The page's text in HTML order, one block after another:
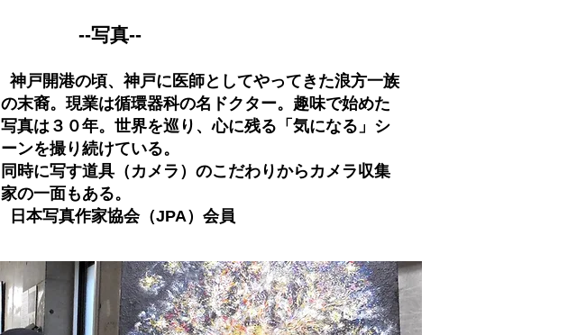
--写真--
神戸開港の頃、神戸に医師としてやってきた浪方一族
の末裔。現業は循環器科の名ドクター。趣味で始めた
写真は３０年。世界を巡り、心に残る「気になる」シ
ーンを撮り続けている。
同時に写す道具（カメラ）のこだわりからカメラ収集
家の一面もある。
日本写真作家協会（JPA）会員